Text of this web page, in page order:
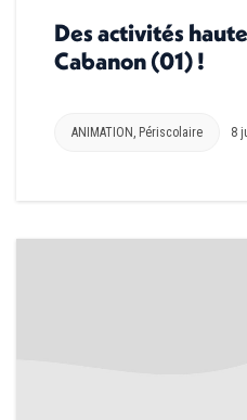
Des activités
Cabanon (01) !
ANIMATION Périscolaire 8